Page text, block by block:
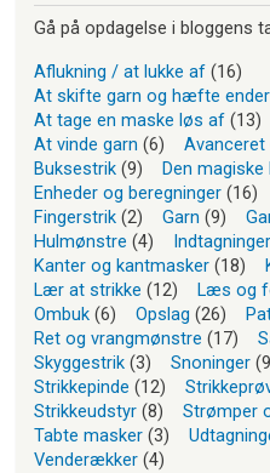
Gå på opdagelse i bloggens
Aflukning / at lukke af (16)
At skifte garn og hæfte ender
At tage en maske løs af (13)
At vinde garn (6) Avanceret
Buksestrik (9) Den magiske
Enheder og beregninger (16)
Fingerstrik (2) Garn (9)
Hulmønstre (4) Indtagninger
Kanter og kantmasker (18)
Lær at strikke (12) Læs og
Ombuk (6) Opslag (26)
Ret og vrangmønstre (17)
Skyggestrik (3) Snoninger
Strikkepinde (12)
Strikkeudstyr (8) Strømper
Tabte masker (3)
Venderækker (4)